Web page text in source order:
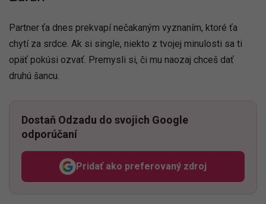
Partner ťa dnes prekvapí nečakaným vyznaním, ktoré ťa
chytí za srdce. Ak si single, niekto z tvojej minulosti sa ti
opäť pokúsi ozvať. Premysli si, či mu naozaj chceš dať
druhú šancu.
Dostaň Odzadu do svojich Google
odporúčaní
Pridať ako preferovaný zdroj
Odzadu, odkaz sa otvorí v